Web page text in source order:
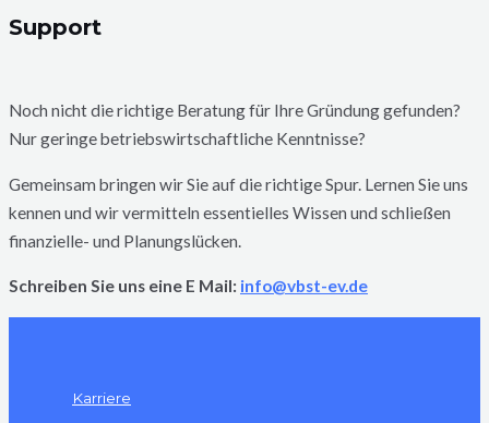
Support
Noch nicht die richtige Beratung für Ihre Gründung gefunden?
Nur geringe betriebswirtschaftliche Kenntnisse?
Gemeinsam bringen wir Sie auf die richtige Spur. Lernen Sie uns
kennen und wir vermitteln essentielles Wissen und schließen
finanzielle- und Planungslücken.
Schreiben Sie uns eine E Mail: info@vbst-ev.de
Karriere